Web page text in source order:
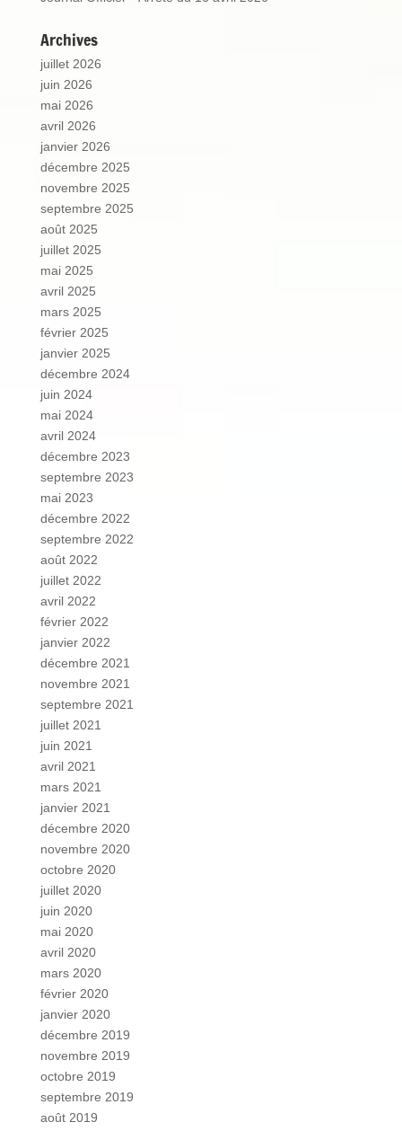
Archives
juillet 2026
juin 2026
mai 2026
avril 2026
janvier 2026
décembre 2025
novembre 2025
septembre 2025
août 2025
juillet 2025
mai 2025
avril 2025
mars 2025
février 2025
janvier 2025
décembre 2024
juin 2024
mai 2024
avril 2024
décembre 2023
septembre 2023
mai 2023
décembre 2022
septembre 2022
août 2022
juillet 2022
avril 2022
février 2022
janvier 2022
décembre 2021
novembre 2021
septembre 2021
juillet 2021
juin 2021
avril 2021
mars 2021
janvier 2021
décembre 2020
novembre 2020
octobre 2020
juillet 2020
juin 2020
mai 2020
avril 2020
mars 2020
février 2020
janvier 2020
décembre 2019
novembre 2019
octobre 2019
septembre 2019
août 2019